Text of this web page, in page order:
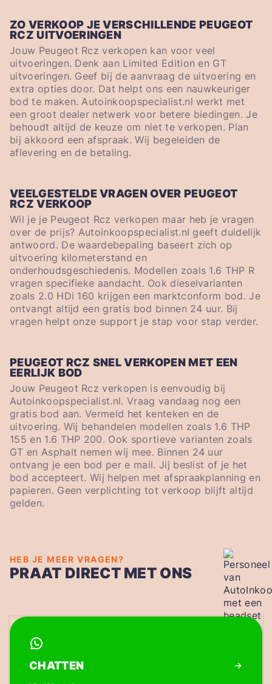
ZO VERKOOP JE VERSCHILLENDE PEUGEOT
RCZ UITVOERINGEN
Jouw Peugeot Rcz verkopen kan voor veel
uitvoeringen. Denk aan Limited Edition en GT
uitvoeringen. Geef bij de aanvraag de uitvoering en
extra opties door. Dat helpt ons een nauwkeuriger
bod te maken. Autoinkoopspecialist.nl werkt met
een groot dealer netwerk voor betere biedingen. Je
behoudt altijd de keuze om niet te verkopen. Plan
bij akkoord een afspraak. Wij begeleiden de
aflevering en de betaling.
VEELGESTELDE VRAGEN OVER PEUGEOT
RCZ VERKOOP
Wil je je Peugeot Rcz verkopen maar heb je vragen
over de prijs? Autoinkoopspecialist.nl geeft duidelijk
antwoord. De waardebepaling baseert zich op
uitvoering kilometerstand en
onderhoudsgeschiedenis. Modellen zoals 1.6 THP R
vragen specifieke aandacht. Ook dieselvarianten
zoals 2.0 HDi 160 krijgen een marktconform bod. Je
ontvangt altijd een gratis bod binnen 24 uur. Bij
vragen helpt onze support je stap voor stap verder.
PEUGEOT RCZ SNEL VERKOPEN MET EEN
EERLIJK BOD
Jouw Peugeot Rcz verkopen is eenvoudig bij
Autoinkoopspecialist.nl. Vraag vandaag nog een
gratis bod aan. Vermeld het kenteken en de
uitvoering. Wij behandelen modellen zoals 1.6 THP
155 en 1.6 THP 200. Ook sportieve varianten zoals
GT en Asphalt nemen wij mee. Binnen 24 uur
ontvang je een bod per e mail. Jij beslist of je het
bod accepteert. Wij helpen met afspraakplanning en
papieren. Geen verplichting tot verkoop blijft altijd
gelden.
HEB JE MEER VRAGEN?
PRAAT DIRECT MET ONS
CHATTEN